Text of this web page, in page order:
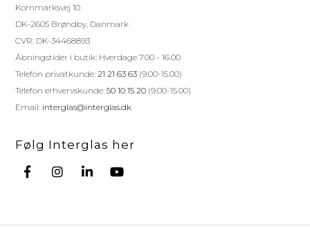
Kornmarksvej 10
DK-2605 Brøndby, Danmark
CVR: DK-34468893
Åbningstider i butik: Hverdage 7.00 - 16.00
Telefon privatkunde:21 21 63 63 (9.00-15.00)
Telefon erhvervskunde:50 10 15 20 (9.00-15.00)
Email: interglas@interglas.dk
Følg Interglas her